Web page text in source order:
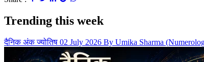
Trending this week
दैनिक अंक ज्योतिष 02 July 2026 By Umika Sharma